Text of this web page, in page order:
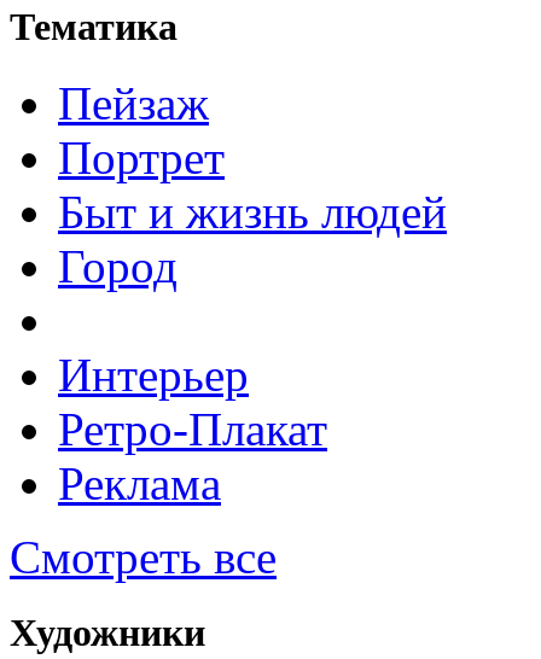
Тематика
Пейзаж
Портрет
Быт и жизнь людей
Город
Интерьер
Ретро-Плакат
Реклама
Смотреть все
Художники